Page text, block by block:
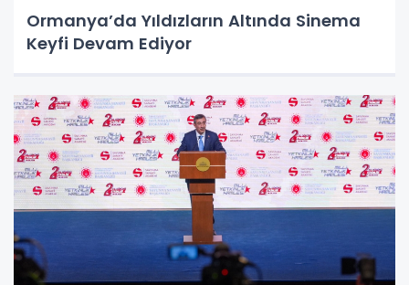
Ormanya’da Yıldızların Altında Sinema
Keyfi Devam Ediyor